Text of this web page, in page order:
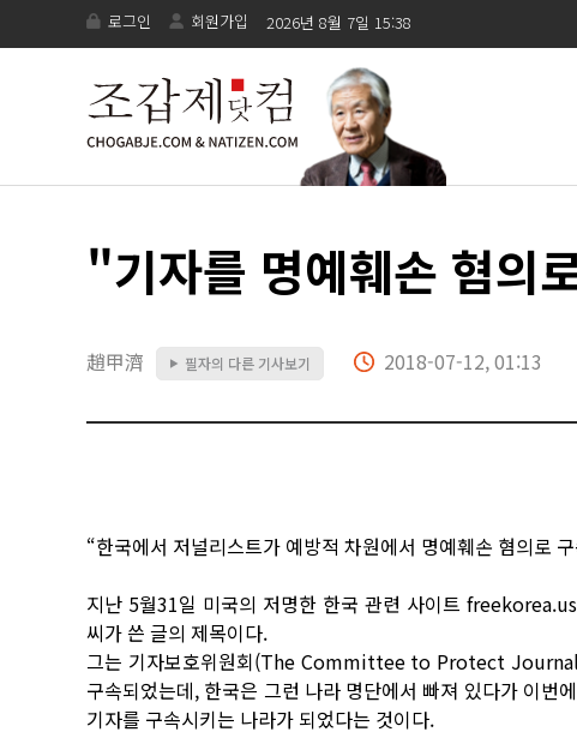
로그인 회원가입 2026년 8월 7일 15:38
"기자를 명예훼손 혐의
趙甲濟 ▶ 필자의 다른 기사보기 2018-07-12, 01:13
“한국에서 저널리스트가 예방적 차원에서 명예훼손 혐의로
지난 5월31일 미국의 저명한 한국 관련 사이트
씨가 쓴 글의 제목이다.
그는 기자보호위원회(The Committee to Protect
구속되었는데, 한국은 그런 나라 명단에서 빠져 있다가 이번
기자를 구속시키는 나라가 되었다는 것이다.